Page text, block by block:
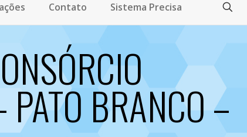
Contato Sistema Precisa
BRANCO –